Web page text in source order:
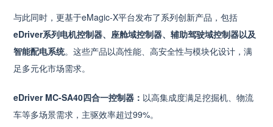
与此同时，更基于eMagic-X平台发布了系列创新产品，包括
eDriver系列电机控制器、座舱域控制器、辅助驾驶域控制器以及
智能配电系统。这些产品以高性能、高安全性与模块化设计，满
足多元化市场需求。
eDriver MC-SA40四合一控制器： 以高集成度满足挖掘机、物流
车等多场景需求，主驱效率超过99%。